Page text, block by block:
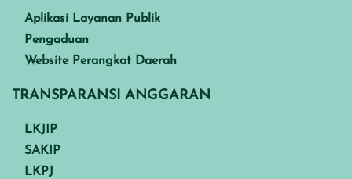
Aplikasi Layanan Publik
Pengaduan
Website Perangkat Daerah
TRANSPARANSI ANGGARAN
LKJIP
SAKIP
LKPJ